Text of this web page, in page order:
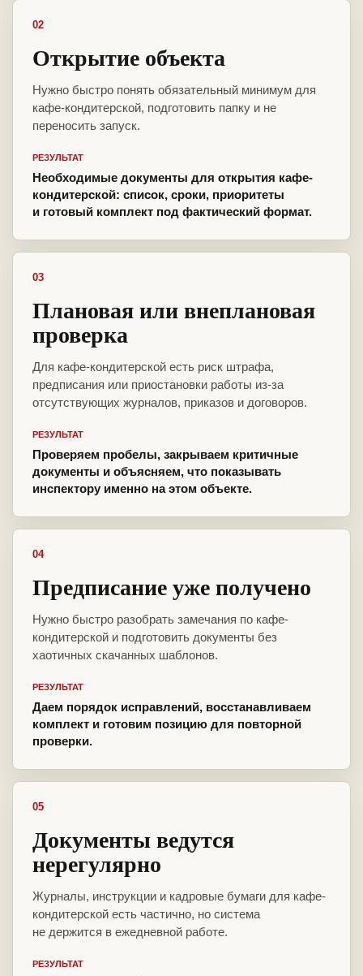
02
Открытие объекта
Нужно быстро понять обязательный минимум для
кафе-кондитерской, подготовить папку и не
переносить запуск.
РЕЗУЛЬТАТ
Необходимые документы для открытия кафе-
кондитерской: список, сроки, приоритеты
и готовый комплект под фактический формат.
03
Плановая или внеплановая
проверка
Для кафе-кондитерской есть риск штрафа,
предписания или приостановки работы из-за
отсутствующих журналов, приказов и договоров.
РЕЗУЛЬТАТ
Проверяем пробелы, закрываем критичные
документы и объясняем, что показывать
инспектору именно на этом объекте.
04
Предписание уже получено
Нужно быстро разобрать замечания по кафе-
кондитерской и подготовить документы без
хаотичных скачанных шаблонов.
РЕЗУЛЬТАТ
Даем порядок исправлений, восстанавливаем
комплект и готовим позицию для повторной
проверки.
05
Документы ведутся
нерегулярно
Журналы, инструкции и кадровые бумаги для кафе-
кондитерской есть частично, но система
не держится в ежедневной работе.
РЕЗУЛЬТАТ